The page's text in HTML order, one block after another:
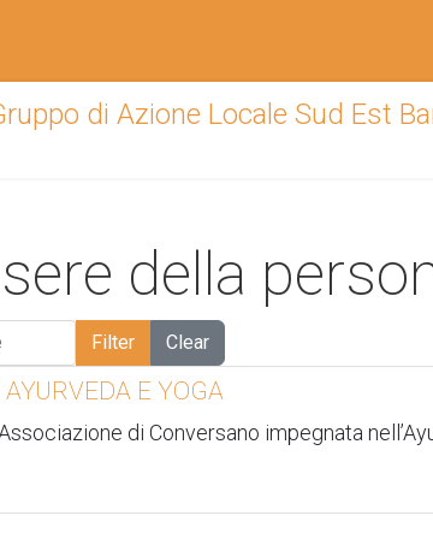
della
Filter Clear
E YOGA
di Conversano impegnata